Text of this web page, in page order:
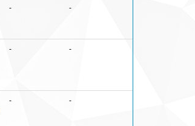
- -
- -
- -